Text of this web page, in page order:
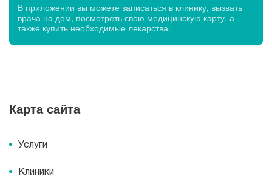
В приложении вы можете записаться в клинику, вызвать
врача на дом, посмотреть свою медицинскую карту, а
также купить необходимые лекарства.
Карта сайта
Услуги
Клиники